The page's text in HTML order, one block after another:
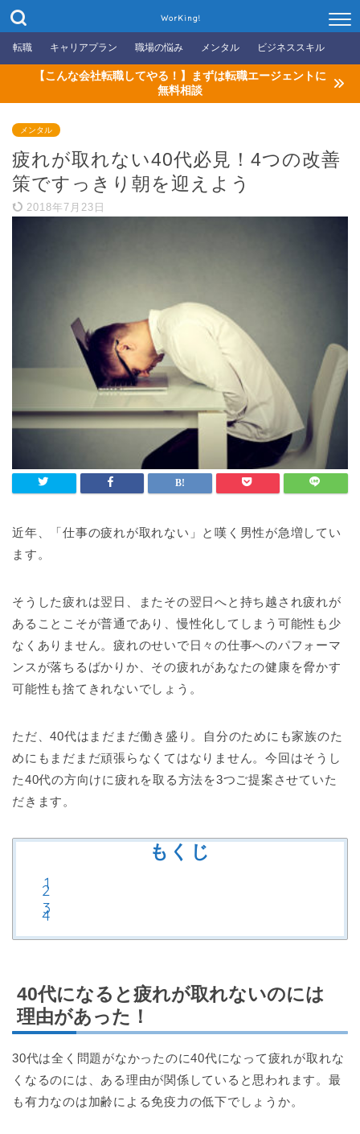
WorKing!
転職 キャリアプラン 職場の悩み メンタル ビジネススキル
【こんな会社転職してやる！】まずは転職エージェントに
無料相談
メンタル
疲れが取れない40代必見！4つの改善
策ですっきり朝を迎えよう
2018年7月23日
近年、「仕事の疲れが取れない」と嘆く男性が急増してい
ます。
そうした疲れは翌日、またその翌日へと持ち越され疲れが
あることこそが普通であり、慢性化してしまう可能性も少
なくありません。疲れのせいで日々の仕事へのパフォーマ
ンスが落ちるばかりか、その疲れがあなたの健康を脅かす
可能性も捨てきれないでしょう。
ただ、40代はまだまだ働き盛り。自分のためにも家族のた
めにもまだまだ頑張らなくてはなりません。今回はそうし
た40代の方向けに疲れを取る方法を3つご提案させていた
だきます。
もくじ
40代になると疲れが取れないのには
理由があった！
30代は全く問題がなかったのに40代になって疲れが取れな
くなるのには、ある理由が関係していると思われます。最
も有力なのは加齢による免疫力の低下でしょうか。